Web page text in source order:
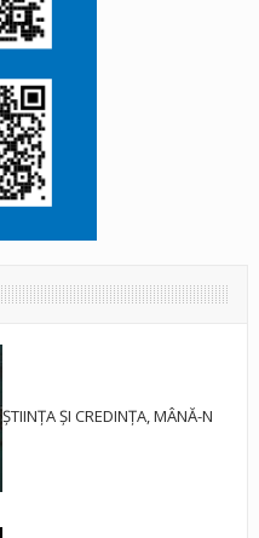
ȘTIINȚA ȘI CREDINȚA, MÂNĂ-N